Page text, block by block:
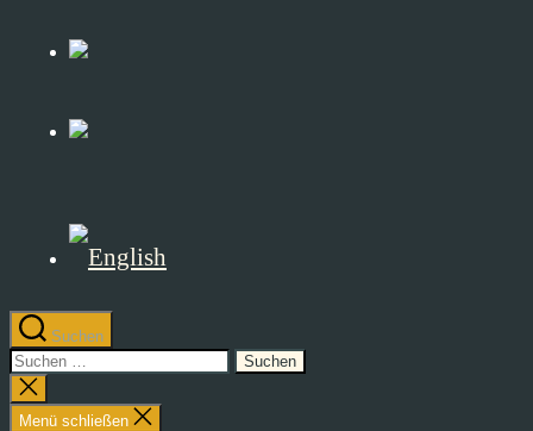
Suchen
Suchen
nach:
Suche
schließen
Menü schließen